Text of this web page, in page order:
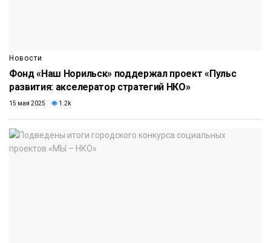
Новости
Фонд «Наш Норильск» поддержал проект «Пульс
развития: акселератор стратегий НКО»
15 мая 2025 1.2k